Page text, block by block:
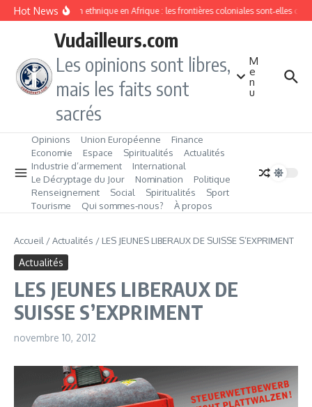
Aller au contenu
Hot NewsDivision ethnique en Afrique : les frontières coloniales sont‑elles
Vudailleurs.com
Les opinions sont libres,
mais les faits sont
sacrés
M
e
n
u
Opinions Union Européenne
Finance
Economie
Espace Spiritualités
Actualités
Industrie d’armement
International
Le Décryptage du Jour
Nomination
Politique
Renseignement
Social Spiritualités
Sport
Tourisme
Qui sommes‑nous? À propos
Accueil /Actualités / LES JEUNES LIBERAUX DE SUISSE S’EXPRIMENT
Actualités
LES JEUNES LIBERAUX DE
SUISSE S’EXPRIMENT
novembre 10, 2012